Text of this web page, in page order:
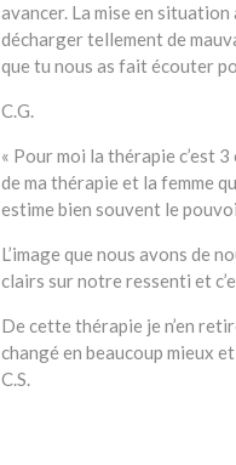
avancer. La mise en
décharger tellement de
que tu nous as fait écouter
C.G.
« Pour moi la thérapie c’est 3
de ma thérapie et la femme
estime bien souvent le
L’image que nous avons de
clairs sur notre ressenti et
De cette thérapie je n’en
changé en beaucoup mieux
C.S.